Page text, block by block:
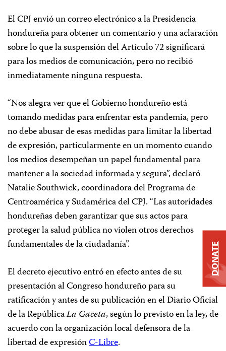
El CPJ envió un correo electrónico a la Presidencia
hondureña para obtener un comentario y una aclaración
sobre lo que la suspensión del Artículo 72 significará
para los medios de comunicación, pero no recibió
inmediatamente ninguna respuesta.
“Nos alegra ver que el Gobierno hondureño está
tomando medidas para enfrentar esta pandemia, pero
no debe abusar de esas medidas para limitar la libertad
de expresión, particularmente en un momento cuando
los medios desempeñan un papel fundamental para
mantener a la sociedad informada y segura”, declaró
Natalie Southwick, coordinadora del Programa de
Centroamérica y Sudamérica del CPJ. “Las autoridades
hondureñas deben garantizar que sus actos para
proteger la salud pública no violen otros derechos
fundamentales de la ciudadanía”.
El decreto ejecutivo entró en efecto antes de su
presentación al Congreso hondureño para su
ratificación y antes de su publicación en el Diario Oficial
de la RepúblicaLa Gaceta, según lo previsto en la ley, de
acuerdo con la organización local defensora de la
libertad de expresiónC-Libre.
DONATE